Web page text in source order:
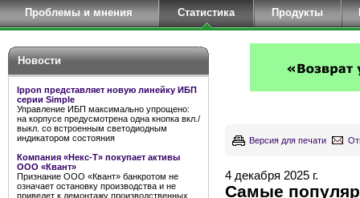
Проблемы и мнения Статистика Продукты
Новости
Ippon представляет новую линейку ИБП
серии Simple
Управление ИБП максимально упрощено:
на корпусе предусмотрена одна кнопка вкл./
выкл. со встроенным светодиодным
индикатором состояния
Компания «Некс-Т» покупает активы
ООО «Квант»
Признание ООО «Квант» банкротом не
означает остановку производства и не
приведет к демонтажу производственных
Версия для печати
4 декабря 2025 г.
Самые